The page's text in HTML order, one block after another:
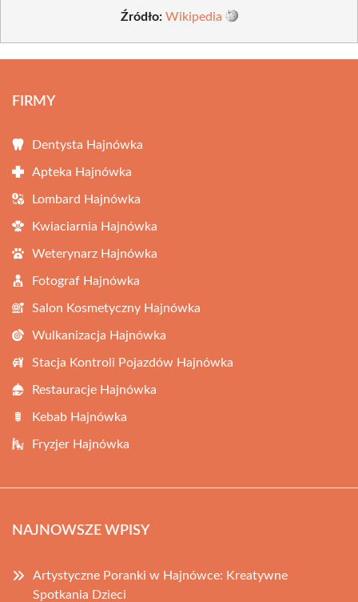
Źródło: Wikipedia
FIRMY
Dentysta Hajnówka
Apteka Hajnówka
Lombard Hajnówka
Kwiaciarnia Hajnówka
Weterynarz Hajnówka
Fotograf Hajnówka
Salon Kosmetyczny Hajnówka
Wulkanizacja Hajnówka
Stacja Kontroli Pojazdów Hajnówka
Restauracje Hajnówka
Kebab Hajnówka
Fryzjer Hajnówka
NAJNOWSZE WPISY
Artystyczne Poranki w Hajnówce: Kreatywne
Spotkania Dzieci